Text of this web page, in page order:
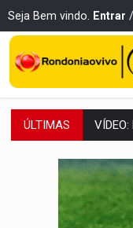
Seja Bem vindo. Entrar /
ÚLTIMAS
VÍDEO: